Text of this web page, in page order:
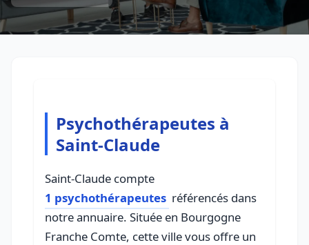
Psychothérapeutes à
Saint-Claude
Saint-Claude compte
1 psychothérapeutes référencés dans
notre annuaire. Située en Bourgogne
Franche Comte, cette ville vous offre un